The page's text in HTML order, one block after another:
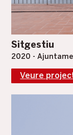
Sitgestiu
2020 -
Veure